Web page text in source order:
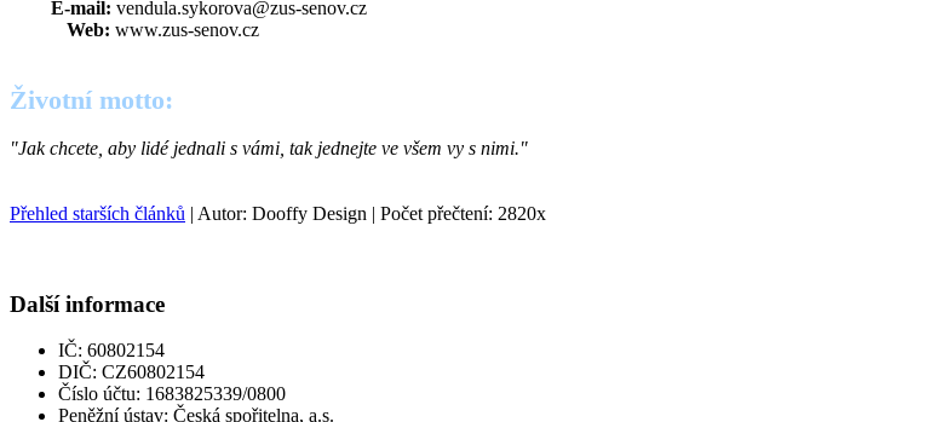
E-mail: vendula.sykorova@zus-senov.cz
Web: www.zus-senov.cz
Životní motto:
"Jak chcete, aby lidé jednali s vámi, tak jednejte ve všem vy s nimi."
Přehled starších článků | Autor: Dooffy Design | Počet přečtení: 2820x
Další informace
IČ: 60802154
DIČ: CZ60802154
Číslo účtu: 1683825339/0800
Peněžní ústav: Česká spořitelna, a.s.